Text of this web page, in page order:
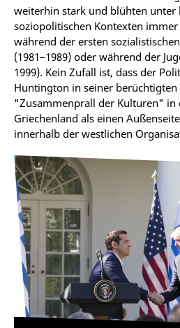
weiterhin stark und blühten unter
soziopolitischen Kontexten
während der ersten
(1981–1989) oder während der
1999). Kein Zufall ist, dass der
Huntington in seiner berüchtigten
"Zusammenprall der Kulturen" in
Griechenland als einen
innerhalb der westlichen